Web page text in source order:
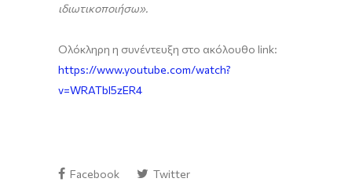
ιδιωτικοποιήσω».
Ολόκληρη η συνέντευξη στο ακόλουθο link:
https://www.youtube.com/watch?
v=WRATbI5zER4
Facebook Twitter